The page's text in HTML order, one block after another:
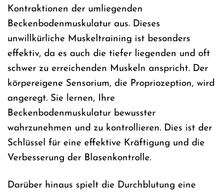
Kontraktionen der umliegenden
Beckenbodenmuskulatur aus. Dieses
unwillkürliche Muskeltraining ist besonders
effektiv, da es auch die tiefer liegenden und oft
schwer zu erreichenden Muskeln anspricht. Der
körpereigene Sensorium, die Propriozeption, wird
angeregt. Sie lernen, Ihre
Beckenbodenmuskulatur bewusster
wahrzunehmen und zu kontrollieren. Dies ist der
Schlüssel für eine effektive Kräftigung und die
Verbesserung der Blasenkontrolle.
Darüber hinaus spielt die Durchblutung eine